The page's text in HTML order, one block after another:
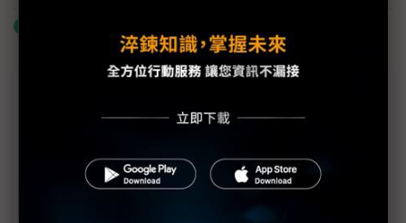
建熱潮將趨緩